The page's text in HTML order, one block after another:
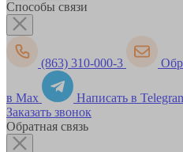
Способы связи
(863) 310-000-3
в Max
Написать в
Заказать звонок
Обратная связь